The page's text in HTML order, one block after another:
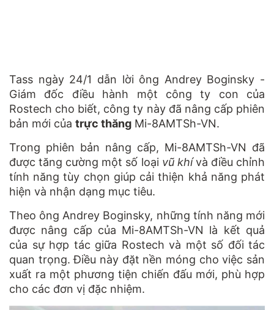
Tass ngày 24/1 dẫn lời ông Andrey Boginsky -
Giám đốc điều hành một công ty con của
Rostech cho biết, công ty này đã nâng cấp phiên
bản mới của trực thăng Mi-8AMTSh-VN.
Trong phiên bản nâng cấp, Mi-8AMTSh-VN đã
được tăng cường một số loại vũ khívà điều chỉnh
tính năng tùy chọn giúp cải thiện khả năng phát
hiện và nhận dạng mục tiêu.
Theo ông Andrey Boginsky, những tính năng mới
được nâng cấp của Mi-8AMTSh-VN là kết quả
của sự hợp tác giữa Rostech và một số đối tác
quan trọng. Điều này đặt nền móng cho việc sản
xuất ra một phương tiện chiến đấu mới, phù hợp
cho các đơn vị đặc nhiệm.